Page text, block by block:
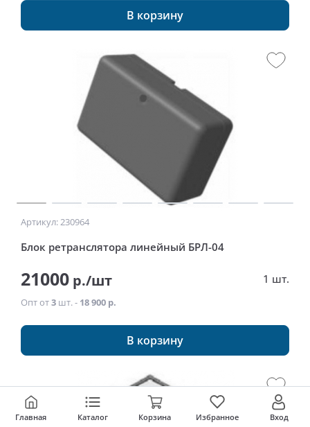
Главная Каталог Вход
Избранное
Корзина
В корзину
Артикул: 230964
Блок ретранслятора линейный БРЛ-04
21000 р./шт 1 шт.
Опт от3 шт. - 18 900 р.
В корзину